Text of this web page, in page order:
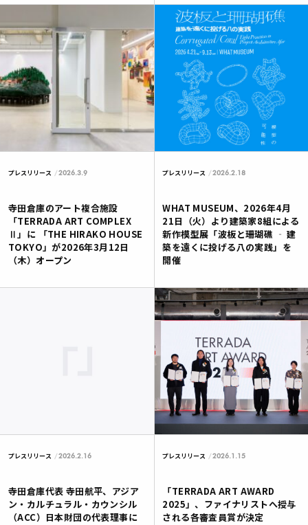
プレスリリース 2026.3.9
寺田倉庫のアート複合施設
「TERRADA ART COMPLEX
Ⅱ」に 「THE HIRAKO HOUSE
TOKYO」が2026年3月12日
（木）オープン
プレスリリース 2026.2.18
WHAT MUSEUM、2026年4月
21日（火）より建築家8組による
新作模型展「波板と珊瑚礁 ‐ 建
築を遠くに投げる八の実践」を
開催
プレスリリース 2026.2.16
寺田倉庫代表 寺田航平、アジア
ン・カルチュラル・カウンシル
（ACC）日本財団の代表理事に
プレスリリース 2026.1.15
「TERRADA ART AWARD
2025」、ファイナリストへ授与
される各審査員賞が決定